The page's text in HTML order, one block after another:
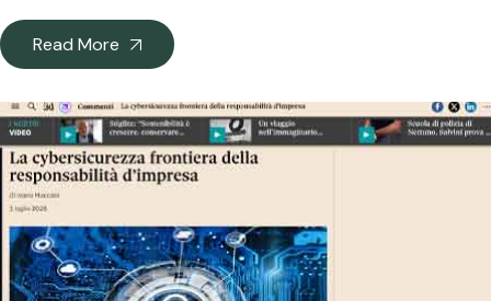
Read More